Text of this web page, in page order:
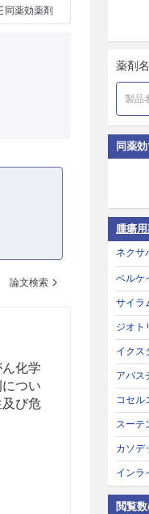
同薬効薬剤
論文検索
化学
つい
び危
薬剤
同薬
腫瘍
ネクサ
ベルケ
サイラ
ジオト
イクス
アバス
コセル
スーテ
カソデ
インラ
閲覧